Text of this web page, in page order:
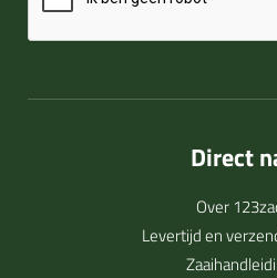
Direct
Over
Levertijd en